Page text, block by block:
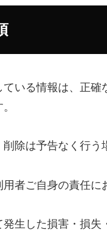
ている情報は、正
除は予告なく行う
者ご自身の責任に
生した損害・損